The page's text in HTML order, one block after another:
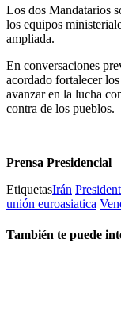
Los dos Mandatarios
los equipos
ampliada.
En conversaciones
acordado fortalecer
avanzar en la lucha
contra de los pueblos.
Prensa Presidencial
EtiquetasIrán
unión euroasiatica
También te puede